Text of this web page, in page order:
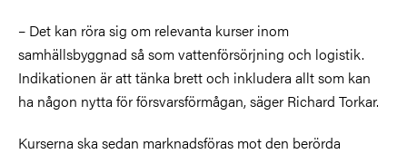
– Det kan röra sig om relevanta kurser inom
samhällsbyggnad så som vattenförsörjning och logistik.
Indikationen är att tänka brett och inkludera allt som kan
ha någon nytta för försvarsförmågan, säger Richard Torkar.
Kurserna ska sedan marknadsföras mot den berörda